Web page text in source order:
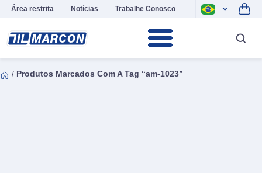
Área restrita Notícias Trabalhe Conosco
/ Produtos Marcados Com A Tag “am-1023”